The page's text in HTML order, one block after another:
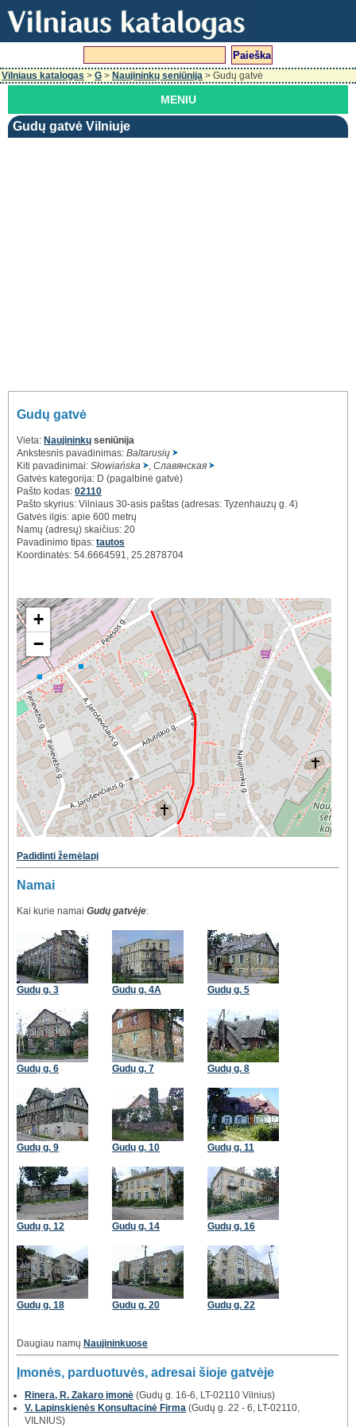
Vilniaus katalogas > G > Naujininkų seniūnija > Gudų gatvė
MENIU
Gudų gatvė Vilniuje
Gudų gatvė
Vieta: Naujininkų seniūnija
Ankstesnis pavadinimas: Baltarusių
Kiti pavadinimai: Słowiańska
Славянская
Gatvės kategorija: D (pagalbinė gatvė)
Pašto kodas: 02110
Pašto skyrius: Vilniaus 30-asis paštas (adresas: Tyzenhauzų g. 4)
Gatvės ilgis: apie 600 metrų
Namų (adresų) skaičius: 20
Pavadinimo tipas: tautos
Koordinatės: 54.6664591, 25.2878704
+
−
Padidinti žemėlapį
Namai
Kai kurie namai Gudų gatvėje:
Gudų g. 3 Gudų g. 4A Gudų g. 5
Gudų g. 6 Gudų g. 7 Gudų g. 8
Gudų g. 9 Gudų g. 10 Gudų g. 11
Gudų g. 12 Gudų g. 14 Gudų g. 16
Gudų g. 18 Gudų g. 20 Gudų g. 22
Daugiau namų Naujininkuose
Įmonės, parduotuvės, adresai šioje gatvėje
Rinera, R. Zakaro įmonė (Gudų g. 16-6, LT-02110 Vilnius)
V. Lapinskienės Konsultacinė Firma (Gudų g. 22 - 6, LT-02110,
VILNIUS)